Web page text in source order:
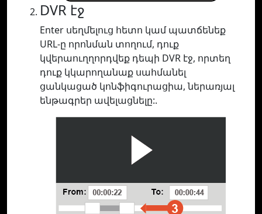
DVR էջ
Enter սեղմելուց հետո կամ պատճենեք
URL-ը որոնման տողում, դուք
կվերաուղղորդվեք դեպի DVR էջ, որտեղ
դուք կկարողանաք սահմանել
ցանկացած կոնֆիգուրացիա, ներառյալ
ենթագրեր ավելացնելը:.